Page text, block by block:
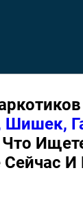
Шишек,